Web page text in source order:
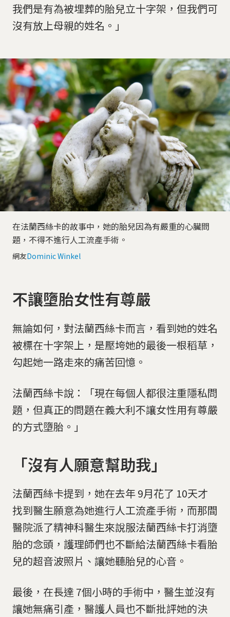
我們是有為被埋葬的胎兒立十字架，但我們可
沒有放上母親的姓名。」
在法蘭西絲卡的故事中，她的胎兒因為有嚴重的心臟問
題，不得不進行人工流產手術。
網友Dominic Winkel
不讓墮胎女性有尊嚴
無論如何，對法蘭西絲卡而言，看到她的姓名
被標在十字架上，是壓垮她的最後一根稻草，
勾起她一路走來的痛苦回憶。
法蘭西絲卡說：「現在每個人都很注重隱私問
題，但真正的問題在義大利不讓女性用有尊嚴
的方式墮胎。」
「沒有人願意幫助我」
法蘭西絲卡提到，她在去年 9月花了 10天才
找到醫生願意為她進行人工流產手術，而那間
醫院派了精神科醫生來說服法蘭西絲卡打消墮
胎的念頭，護理師們也不斷給法蘭西絲卡看胎
兒的超音波照片、讓她聽胎兒的心音。
最後，在長達 7個小時的手術中，醫生並沒有
讓她無痛引產，醫護人員也不斷批評她的決